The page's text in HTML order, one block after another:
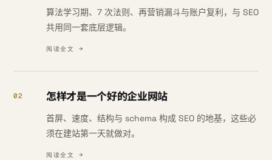
算法学习期、7 次法则、再营销漏斗与账户复利，与 SEO
共用同一套底层逻辑。
阅读全文 →
02 怎样才是一个好的企业网站
首屏、速度、结构与 schema 构成 SEO 的地基，这些必
须在建站第一天就做对。
阅读全文 →